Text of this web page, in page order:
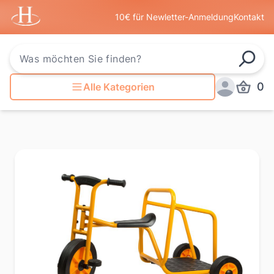
Startseite
10€ für Newletter-AnmeldungKontakt
Alle Kategorien
0